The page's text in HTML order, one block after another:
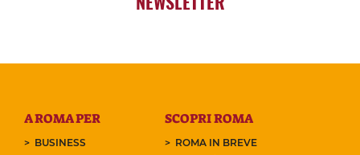
A ROMA PER
BUSINESS
SCOPRI ROMA
ROMA IN BREVE